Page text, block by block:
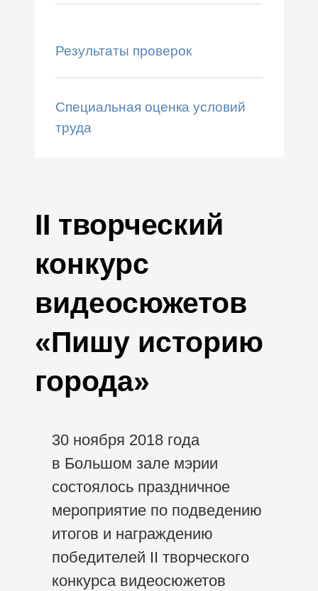
Результаты проверок
Специальная оценка условий
труда
II творческий
конкурс
видеосюжетов
«Пишу историю
города»
30 ноября 2018 года
в Большом зале мэрии
состоялось праздничное
мероприятие по подведению
итогов и награждению
победителей II творческого
конкурса видеосюжетов